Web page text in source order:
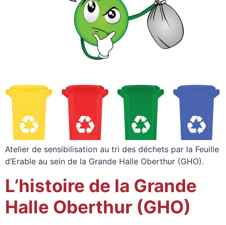
Atelier de sensibilisation au tri des déchets par la Feuille
d’Erable au sein de la Grande Halle Oberthur (GHO).
L’histoire de la Grande
Halle Oberthur (GHO)